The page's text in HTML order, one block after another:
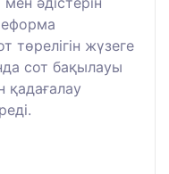
жүзеге
сот бақылауы
қадағалау